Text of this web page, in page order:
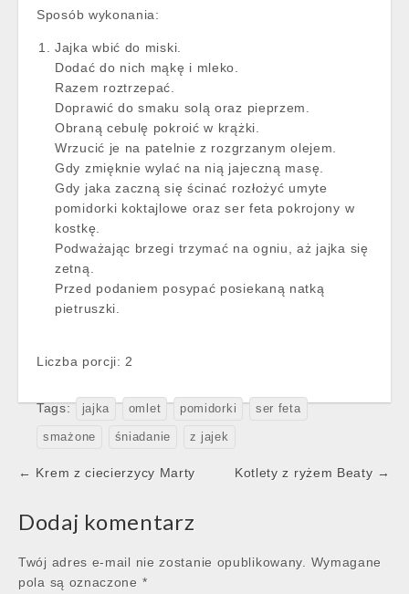
Sposób wykonania:
Jajka wbić do miski.
Dodać do nich mąkę i mleko.
Razem roztrzepać.
Doprawić do smaku solą oraz pieprzem.
Obraną cebulę pokroić w krążki.
Wrzucić je na patelnie z rozgrzanym olejem.
Gdy zmięknie wylać na nią jajeczną masę.
Gdy jaka zaczną się ścinać rozłożyć umyte
pomidorki koktajlowe oraz ser feta pokrojony w
kostkę.
Podważając brzegi trzymać na ogniu, aż jajka się
zetną.
Przed podaniem posypać posiekaną natką
pietruszki.
Liczba porcji: 2
Tags: jajka omlet pomidorki ser feta
smażone śniadanie z jajek
Post
← Krem z ciecierzycy Marty Kotlety z ryżem Beaty →
Dodaj komentarz
Twój adres e-mail nie zostanie opublikowany.
Wymagane
pola są oznaczone *